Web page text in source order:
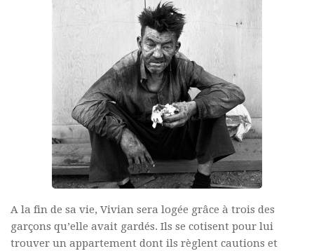
A la fin de sa vie, Vivian sera logée grâce à trois des
garçons qu’elle avait gardés. Ils se cotisent pour lui
trouver un appartement dont ils règlent cautions et